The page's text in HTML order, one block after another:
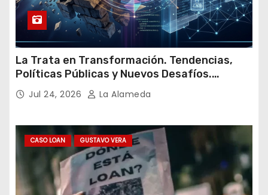
La Trata en Transformación. Tendencias,
Políticas Públicas y Nuevos Desafíos.
Argentina y el Mundo – Julio 2026
Jul 24, 2026 La Alameda
CASO LOAN GUSTAVO VERA